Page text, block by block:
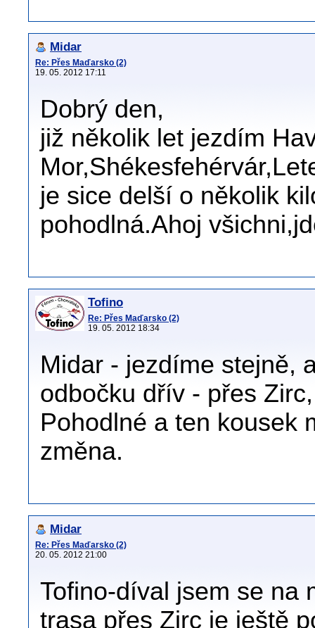
Midar
Re: Přes Maďarsko (2)
19. 05. 2012 17:11
Dobrý den,
již několik let jezdím
je sice delší o několik
pohodlná.Ahoj
Tofino
Re: Přes Maďarsko (2)
19. 05. 2012 18:34
Midar - jezdíme stejně,
odbočku dřív - přes
Pohodlné a ten kousek
změna.
Midar
Re: Přes Maďarsko (2)
20. 05. 2012 21:00
Tofino-díval jsem se na
trasa přes Zirc je ještě